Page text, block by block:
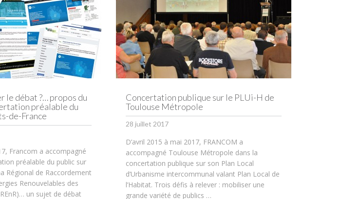
le débat ?… propos du
préalable du
de-France
Francom a accompagné
préalable du public sur
Régional de Raccordement
Renouvelables des
un sujet de débat
Concertation publique sur le PLUi-H de
Toulouse Métropole
28 juillet 2017
D’avril 2015 à mai 2017, FRANCOM a
accompagné Toulouse Métropole dans la
concertation publique sur son Plan Local
d’Urbanisme intercommunal valant Plan Local de
l’Habitat. Trois défis à relever : mobiliser une
grande variété de publics …